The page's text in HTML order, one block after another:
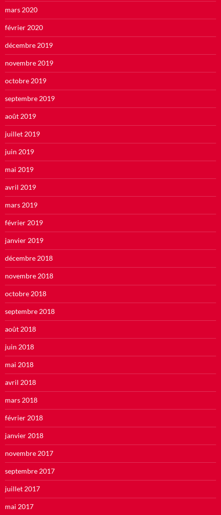
mars 2020
février 2020
décembre 2019
novembre 2019
octobre 2019
septembre 2019
août 2019
juillet 2019
juin 2019
mai 2019
avril 2019
mars 2019
février 2019
janvier 2019
décembre 2018
novembre 2018
octobre 2018
septembre 2018
août 2018
juin 2018
mai 2018
avril 2018
mars 2018
février 2018
janvier 2018
novembre 2017
septembre 2017
juillet 2017
mai 2017